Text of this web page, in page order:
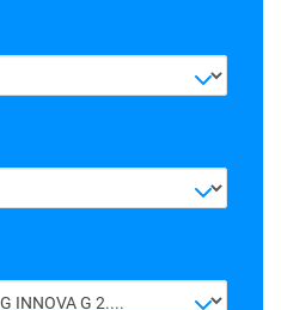
TOYOTA ALL NEW KIJANG INNOVA G 2.4 A/T DIESEL